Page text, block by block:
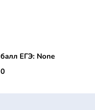
ЕГЭ: None